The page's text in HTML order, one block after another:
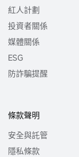
紅人計劃
投資者關係
媒體關係
ESG
防詐騙提醒
條款聲明
安全與託管
隱私條款